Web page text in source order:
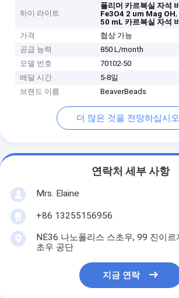
하이 라이트
폴리머 카르복실 자석
Fe3O4 2 um Mag OH,
50 mL 카르복실 자석
가격
협상 가능
공급 능력
850 L/month
모델 번호
70102-50
배달 시간
5-8일
브랜드 이름
BeaverBeads
더 많은 것을 전망하십시오
연락처 세부 사항
Mrs. Elaine
+86 13255156956
NE36 나노폴리스 스초우, 99 진이르
초우 공단
지금 연락